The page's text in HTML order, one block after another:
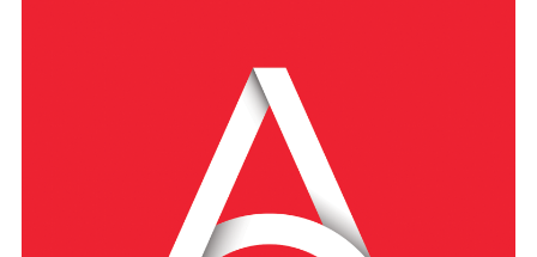
Christo»,
Σειρές
Και
Αφιερώματα
Για
Την